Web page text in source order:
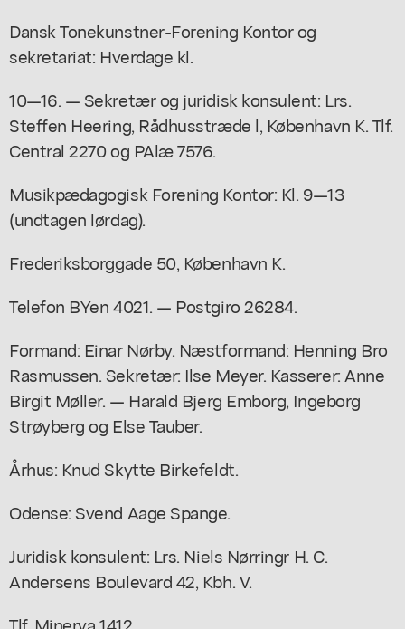
Dansk Tonekunstner-Forening Kontor og
sekretariat: Hverdage kl.
10—16. — Sekretær og juridisk konsulent: Lrs.
Steffen Heering, Rådhusstræde l, København K. Tlf.
Central 2270 og PAlæ 7576.
Musikpædagogisk Forening Kontor: Kl. 9—13
(undtagen lørdag).
Frederiksborggade 50, København K.
Telefon BYen 4021. — Postgiro 26284.
Formand: Einar Nørby. Næstformand: Henning Bro
Rasmussen. Sekretær: Ilse Meyer. Kasserer: Anne
Birgit Møller. — Harald Bjerg Emborg, Ingeborg
Strøyberg og Else Tauber.
Århus: Knud Skytte Birkefeldt.
Odense: Svend Aage Spange.
Juridisk konsulent: Lrs. Niels Nørringr H. C.
Andersens Boulevard 42, Kbh. V.
Tlf. Minerva 1412.